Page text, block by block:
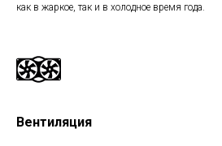
как в жаркое, так и в холодное время года.
Вентиляция